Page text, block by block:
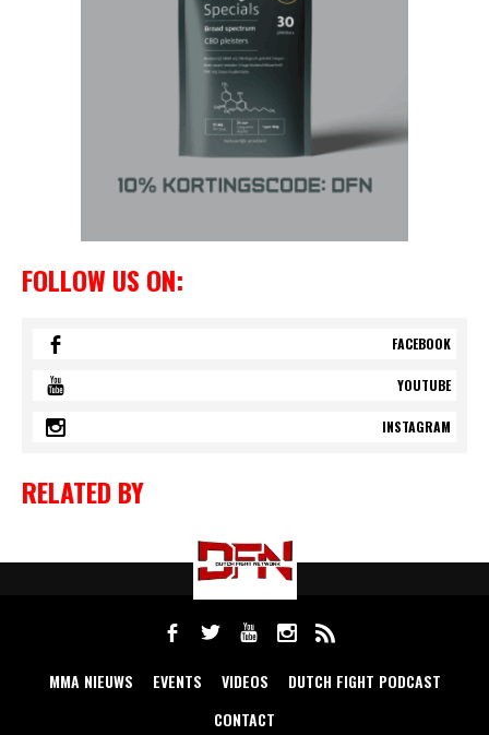
FOLLOW US ON:
FACEBOOK
YOUTUBE
INSTAGRAM
RELATED BY
MMA NIEUWS EVENTS VIDEOS
DUTCH FIGHT PODCAST
CONTACT